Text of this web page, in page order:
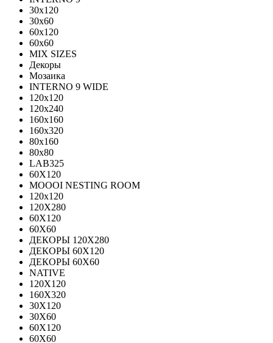
30x120
30x60
60x120
60x60
MIX SIZES
Декоры
Мозаика
INTERNO 9 WIDE
120x120
120x240
160x160
160x320
80x160
80x80
LAB325
60X120
MOOOI NESTING ROOM
120x120
120Х280
60Х120
60Х60
ДЕКОРЫ 120Х280
ДЕКОРЫ 60Х120
ДЕКОРЫ 60Х60
NATIVE
120Х120
160Х320
30X120
30X60
60X120
60X60